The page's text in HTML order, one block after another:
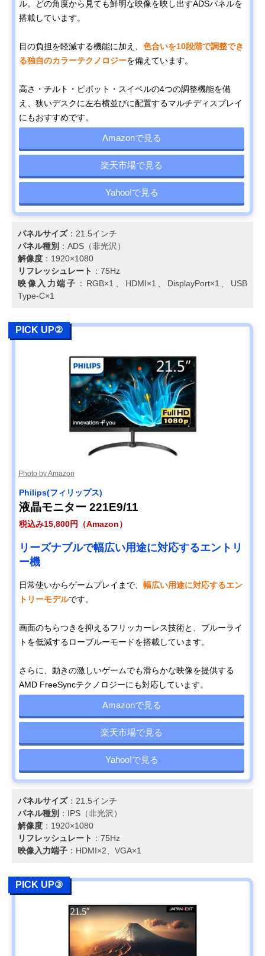
ル。どの角度から見ても鮮明な映像を映し出すADSパネルを
搭載しています。
目の負担を軽減する機能に加え、 色合いを10段階で調整でき
る独自のカラーテクノロジーを備えています。
高さ・チルト・ピボット・スイベルの4つの調整機能を備
え、狭いデスクに左右横並びに配置するマルチディスプレイ
にもおすすめです。
Amazonで見る
楽天市場で見る
Yahoo!で見る
パネルサイズ：21.5インチ
パネル種別 ：ADS（非光沢）
解像度 ：1920×1080
リフレッシュレート ：75Hz
映像入力端子 ：RGB×1、HDMI×1、DisplayPort×1、USB
Type-C×1
PICK UP②
Photo by Amazon
Philips(フィリップス)
液晶モニター 221E9/11
税込み15,800円（Amazon）
リーズナブルで幅広い用途に対応するエントリ
ー機
日常使いからゲームプレイまで、 幅広い用途に対応するエン
トリーモデルです。
画面のちらつきを抑えるフリッカーレス技術と、ブルーライ
トを低減するローブルーモードを搭載しています。
さらに、動きの激しいゲームでも滑らかな映像を提供する
AMD FreeSyncテクノロジーにも対応しています。
Amazonで見る
楽天市場で見る
Yahoo!で見る
パネルサイズ：21.5インチ
パネル種別 ：IPS（非光沢）
解像度 ：1920×1080
リフレッシュレート ：75Hz
映像入力端子 ：HDMI×2、VGA×1
PICK UP③